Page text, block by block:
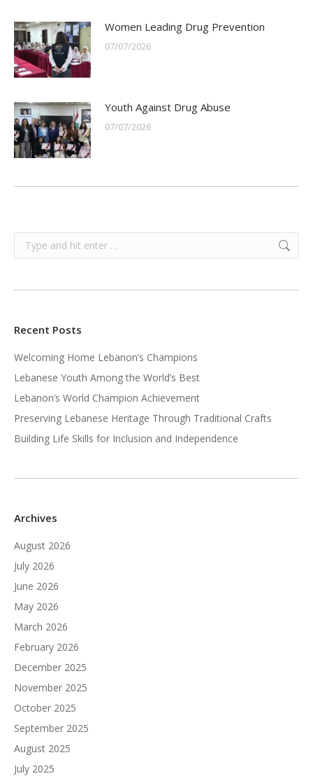
Women Leading Drug Prevention
07/07/2026
Youth Against Drug Abuse
07/07/2026
Search:
Recent Posts
Welcoming Home Lebanon’s Champions
Lebanese Youth Among the World’s Best
Lebanon’s World Champion Achievement
Preserving Lebanese Heritage Through Traditional Crafts
Building Life Skills for Inclusion and Independence
Archives
August 2026
July 2026
June 2026
May 2026
March 2026
February 2026
December 2025
November 2025
October 2025
September 2025
August 2025
July 2025